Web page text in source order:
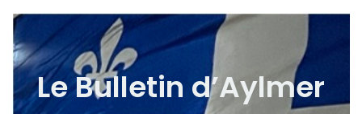
Le Bulletin d’Aylmer